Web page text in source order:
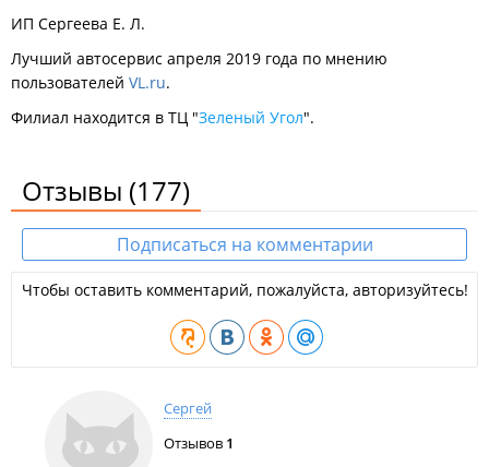
ИП Сергеева Е. Л.
Лучший автосервис апреля 2019 года по мнению
пользователей VL.ru.
Филиал находится в ​ТЦ "Зеленый Угол".
Отзывы (177)
Подписаться на комментарии
Чтобы оставить комментарий, пожалуйста, авторизуйтесь!
Сергей
Отзывов 1